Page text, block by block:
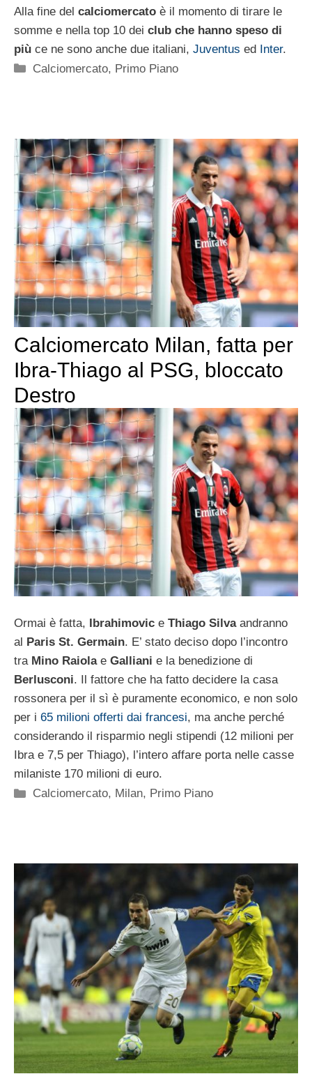
Alla fine del calciomercato è il momento di tirare le
somme e nella top 10 dei club che hanno speso di
più ce ne sono anche due italiani, Juventus ed Inter.
Categorie
Calciomercato, Primo Piano
Calciomercato Milan, fatta per
Ibra-Thiago al PSG, bloccato
Destro
Ormai è fatta, Ibrahimovic e Thiago Silvaandranno
al Paris St. Germain. E’ stato deciso dopo l’incontro
tra Mino Raiolae Galliani e la benedizione di
Berlusconi. Il fattore che ha fatto decidere la casa
rossonera per il sì è puramente economico, e non solo
per i 65 milioni offerti dai francesi, ma anche perché
considerando il risparmio negli stipendi (12 milioni per
Ibra e 7,5 per Thiago), l’intero affare porta nelle casse
milaniste 170 milioni di euro.
Categorie
Calciomercato, Milan, Primo Piano